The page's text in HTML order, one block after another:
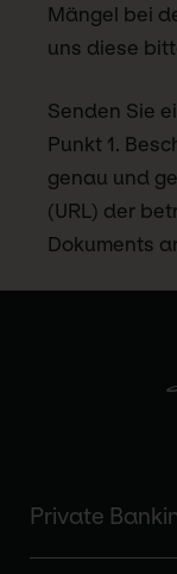
Mängel bei
uns diese
Senden Sie
Punkt 1.
genau und
(URL) der
Dokuments
Private